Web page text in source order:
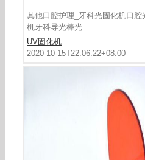
其他口腔护理_牙科光固化机口
机牙科导光棒光
UV固化机
2020-10-15T22:06:22+08:00